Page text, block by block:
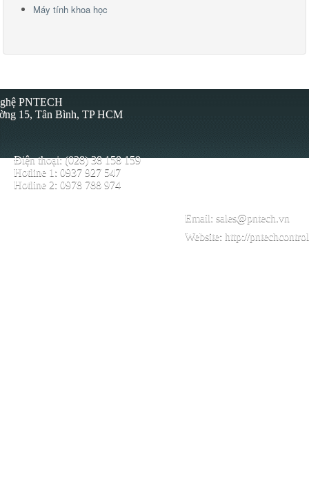
Máy tính khoa học
PNTECH
15, Tân Bình, TP HCM
Điện thoại: (028) 38 158 159
Hotline 1: 0937 927 547
Hotline 2: 0978 788 974
Email: sales@pntech.vn
Website: http://